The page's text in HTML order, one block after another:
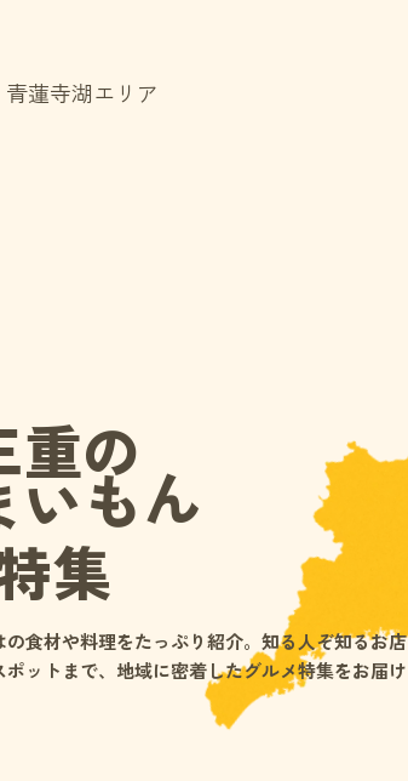
蓮寺湖エリア
重の
いもん
集
の食材や料理をたっぷり紹介。知る人ぞ知るお店
ポットまで、地域に密着したグルメ特集をお届け